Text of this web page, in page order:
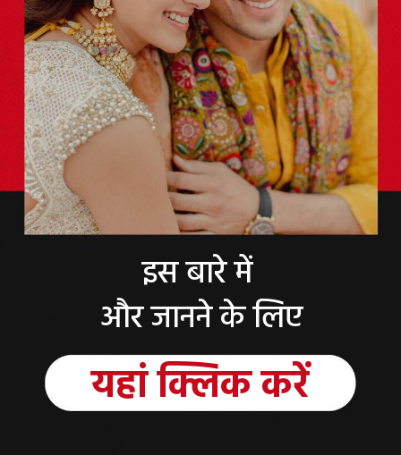
इस बारे में
और जानने के लिए
यहांक्लिककरें